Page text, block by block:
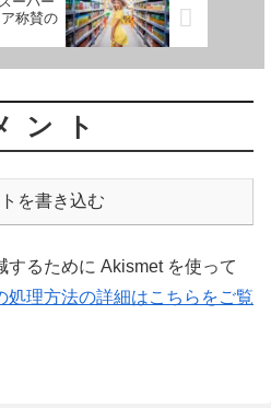
称賛の
ント
を書き込む
するために Akismet を使って
処理方法の詳細はこちらをご覧